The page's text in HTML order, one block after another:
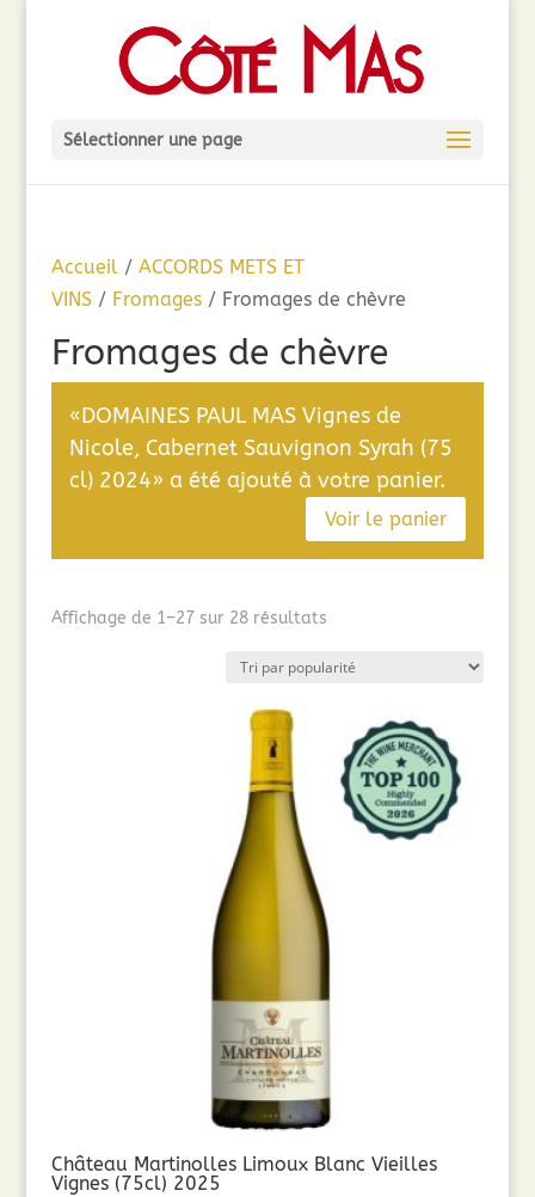
Sélectionner une page
Accueil/ ACCORDS METS ET
VINS/ Fromages/ Fromages de chèvre
Fromages de chèvre
«DOMAINES PAUL MAS Vignes de
Nicole, Cabernet Sauvignon Syrah (75
cl) 2024» a été ajouté à votre panier.
Voir le panier
Affichage de 1–27 sur 28 résultatsTrié
Château Martinolles Limoux Blanc Vieilles
Vignes (75cl) 2025